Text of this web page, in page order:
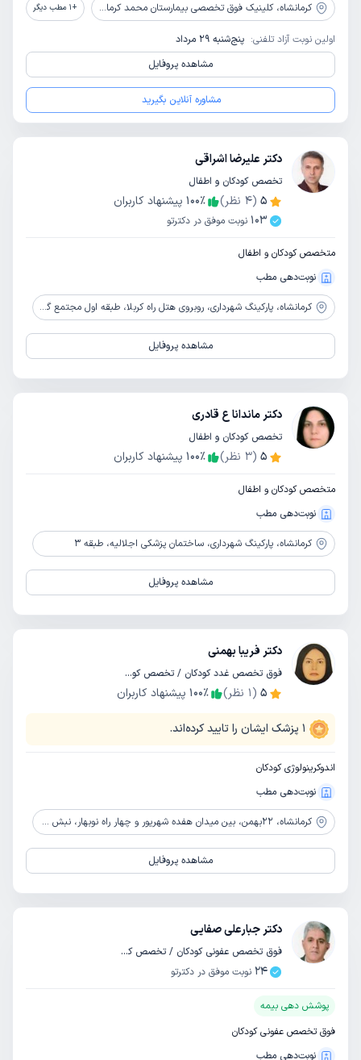
کرمانشاه،کلینیک فوق تخصصی بیمارستان محمد کرمانشاهی +
1 مطب دیگر
اولین نوبت آزاد تلفنی: پنج‌شنبه 29 مرداد
مشاهده پروفایل
مشاوره آنلاین بگیرید
دکتر علیرضا اشراقی
تخصص کودکان و اطفال
5
(
4 نظر) 100٪
پیشنهاد کاربران
103 نوبت موفق در دکترتو
متخصص کودکان و اطفال
نوبت‌دهی مطب
کرمانشاه، پارکینگ شهرداری، روبروی هتل راه کربلا، طبقه اول مجتمع گلها
مشاهده پروفایل
دکتر ماندانا ع قادری
تخصص کودکان و اطفال
5
(
3 نظر) 100٪ پیشنهاد کاربران
متخصص کودکان و اطفال
نوبت‌دهی مطب
کرمانشاه، پارکینگ شهرداری، ساختمان پزشکی اجلالیه، طبقه 3
مشاهده پروفایل
دکتر فریبا بهمنی
فوق تخصص غدد کودکان / تخصص کودکان و اطفال
5
(
1 نظر) 100٪ پیشنهاد کاربران
1 پزشک ایشان را تایید کرده‌اند.
اندوکرینولوژی کودکان
نوبت‌دهی مطب
کرمانشاه، 22بهمن، بین میدان هفده شهریور و چهار راه نوبهار، نبش خیابان کوکب رشیدی، ساختمان سپهر، طبقه اول
مشاهده پروفایل
دکتر جبارعلی صفایی
فوق تخصص عفونی کودکان / تخصص کودکان و اطفال
24 نوبت موفق در دکترتو
پوشش دهی بیمه
فوق تخصص عفونی کودکان
نوبت‌دهی مطب